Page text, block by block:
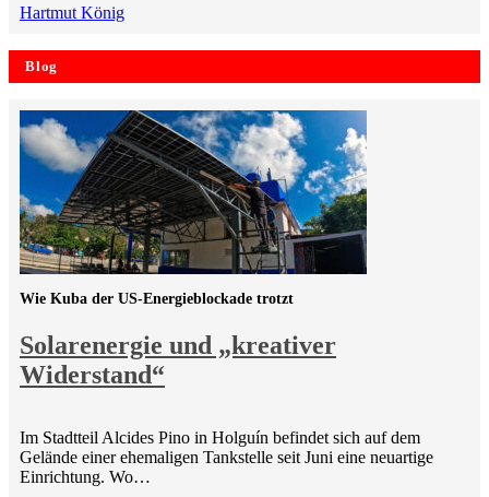
Hartmut König
Blog
Solarenergie und „kreativer
Widerstand“
Wie Kuba der US-Energieblockade trotzt
Im Stadtteil Alcides Pino in Holguín befindet sich auf dem
Gelände einer ehemaligen Tankstelle seit Juni eine neuartige
Einrichtung. Wo…